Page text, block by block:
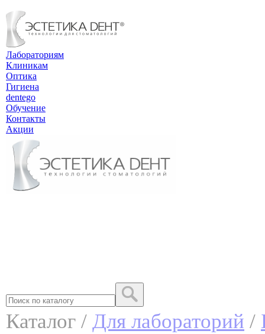
Лабораториям
Клиникам
Оптика
Гигиена
dentego
Обучение
Контакты
Акции
Каталог / Для лабораторий /